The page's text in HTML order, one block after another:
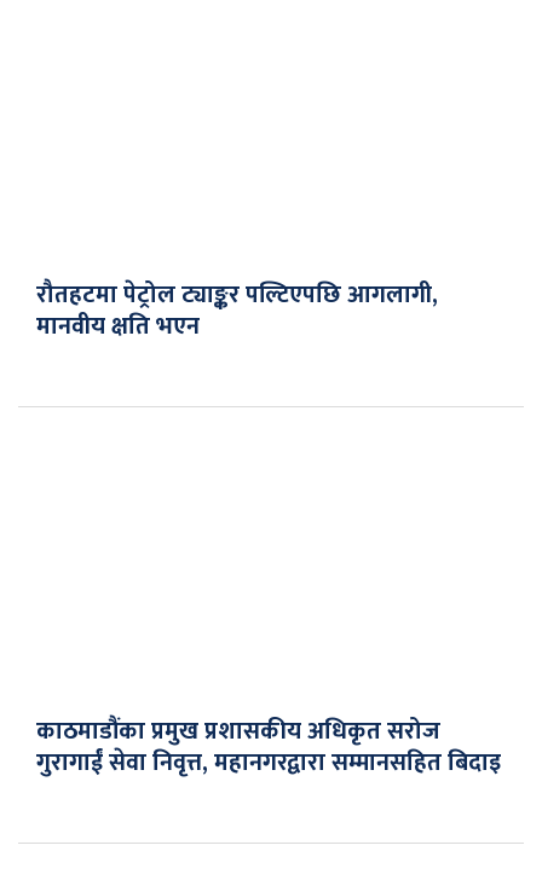
रौतहटमा पेट्रोल ट्याङ्कर पल्टिएपछि आगलागी,
मानवीय क्षति भएन
काठमाडौंका प्रमुख प्रशासकीय अधिकृत सरोज
गुरागाईं सेवा निवृत्त, महानगरद्वारा सम्मानसहित बिदाइ